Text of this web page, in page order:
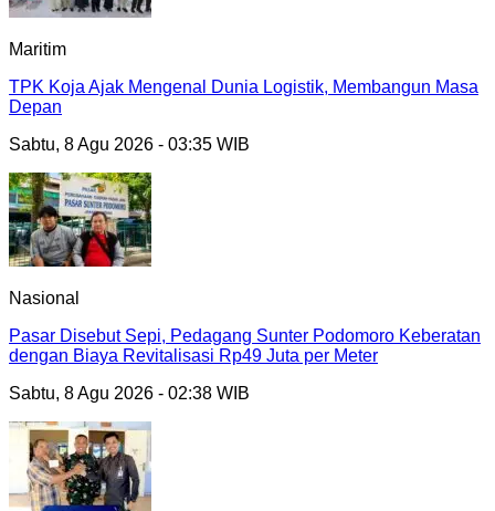
Maritim
TPK Koja Ajak Mengenal Dunia Logistik, Membangun Masa
Depan
Sabtu, 8 Agu 2026 - 03:35 WIB
Nasional
Pasar Disebut Sepi, Pedagang Sunter Podomoro Keberatan
dengan Biaya Revitalisasi Rp49 Juta per Meter
Sabtu, 8 Agu 2026 - 02:38 WIB